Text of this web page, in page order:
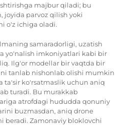
majbur qiladi; bu
joyida parvoz qilish yoki
o'z ichiga oladi.
samaradorligi, uzatish
yo'nalish imkoniyatlari kabi bir
Ilg'or modellar bir vaqtda bir
tanlab nishonlab olishi mumkin
ta'sir ko'rsatmaslik uchun aniq
turadi. Bu murakkab
atrofdagi hududda qonuniy
buzmasdan, aniq drone
beradi. Zamonaviy bloklovchi